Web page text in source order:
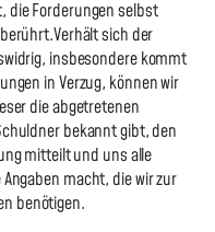
die Forderungen selbst
sich der
insbesondere kommt
in Verzug, können wir
die abgetretenen
bekannt gibt, den
mitteilt und uns alle
macht, die wir zur
benötigen.